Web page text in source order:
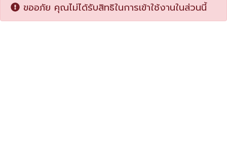
ขออภัย คุณไม่ได้รับสิทธิในการเข้าใช้งานในส่วนนี้